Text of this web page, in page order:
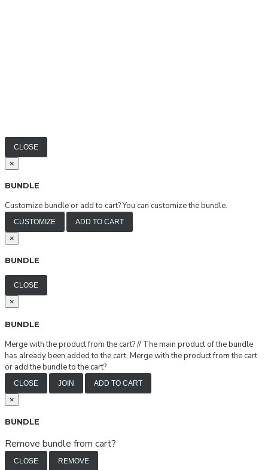
CLOSE
×
BUNDLE
Customize bundle or add to cart?You can customize the bundle.
CUSTOMIZE ADD TO CART
×
BUNDLE
CLOSE
×
BUNDLE
Merge with the product from the cart?// The main product of the bundle
has already been added to the cart. Merge with the product from the cart
or add the bundle to the cart?
CLOSE JOIN ADD TO CART
×
BUNDLE
Remove bundle from cart?
CLOSE REMOVE